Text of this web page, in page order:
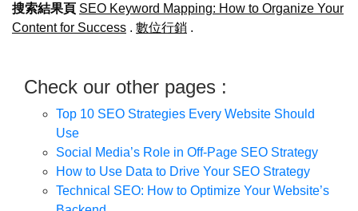
搜索結果頁 SEO Keyword Mapping: How to Organize Your
Content for Success . 數位行銷 .
Check our other pages :
Top 10 SEO Strategies Every Website Should
Use
Social Media’s Role in Off-Page SEO Strategy
How to Use Data to Drive Your SEO Strategy
Technical SEO: How to Optimize Your Website’s